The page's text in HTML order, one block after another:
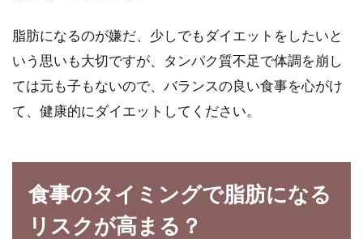
脂肪になるのが嫌だ、少しでもダイエットをしたいと
いう思いも大切ですが、タンパク質不足で体調を崩し
ては元も子もないので、バランスの良い食事を心がけ
て、健康的にダイエットしてください。
食事のタイミングで脂肪になる
リスクが高まる？